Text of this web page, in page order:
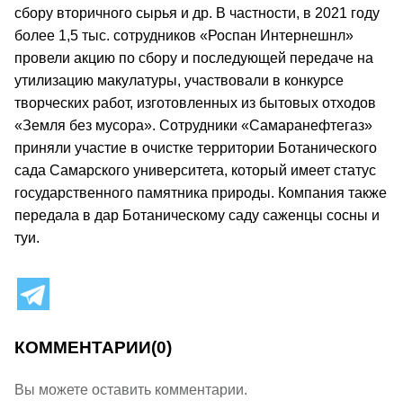
сбору вторичного сырья и др. В частности, в 2021 году
более 1,5 тыс. сотрудников «Роспан Интернешнл»
провели акцию по сбору и последующей передаче на
утилизацию макулатуры, участвовали в конкурсе
творческих работ, изготовленных из бытовых отходов
«Земля без мусора». Сотрудники «Самаранефтегаз»
приняли участие в очистке территории Ботанического
сада Самарского университета, который имеет статус
государственного памятника природы. Компания также
передала в дар Ботаническому саду саженцы сосны и
туи.
КОММЕНТАРИИ(0)
Вы можете оставить комментарии.